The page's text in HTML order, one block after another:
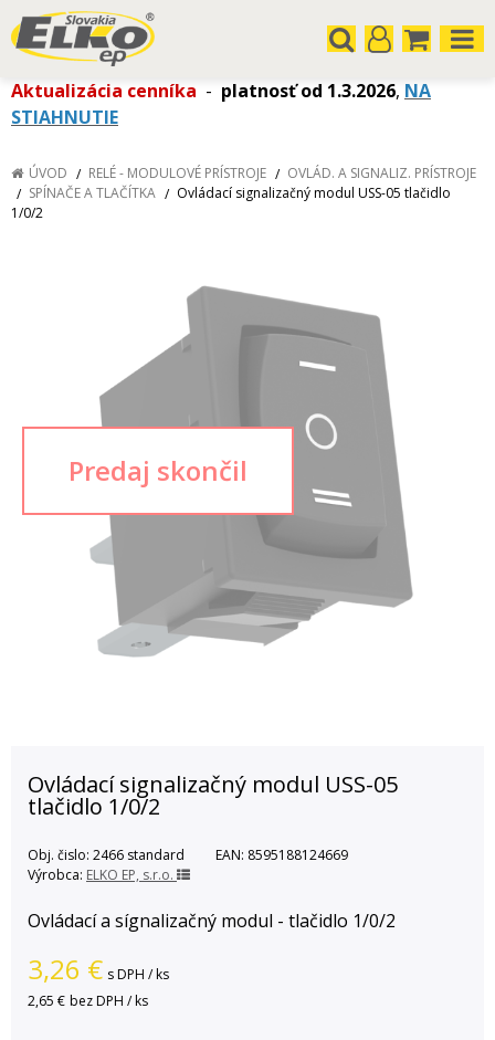
Aktualizácia cenníka - platnosť od 1.3.2026, NA
STIAHNUTIE
ÚVOD RELÉ - MODULOVÉ PRÍSTROJE
OVLÁD. A SIGNALIZ. PRÍSTROJE
SPÍNAČE A TLAČÍTKA
Ovládací signalizačný modul USS-05 tlačidlo
1/0/2
Ovládací signalizačný modul USS-05
tlačidlo 1/0/2
Obj. čislo: 2466 standard EAN: 8595188124669
Výrobca: ELKO EP, s.r.o.
Ovládací a sígnalizačný modul - tlačidlo 1/0/2
3,26 € s DPH / ks
2,65 € bez DPH / ks